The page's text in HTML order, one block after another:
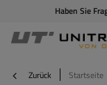
Haben Sie
Zurück Startseite